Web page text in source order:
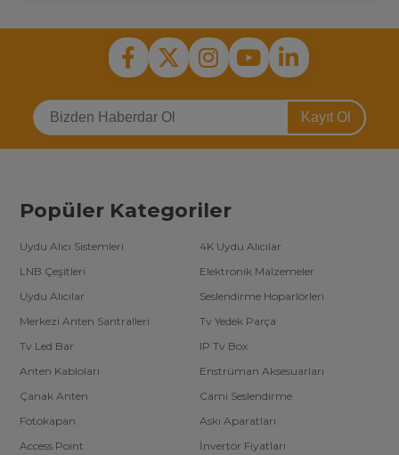
Kayıt Ol
Popüler Kategoriler
Uydu Alıcı Sistemleri
4K Uydu Alıcılar
LNB Çeşitleri
Elektronik Malzemeler
Uydu Alıcılar
Seslendirme Hoparlörleri
Merkezi Anten Santralleri
Tv Yedek Parça
Tv Led Bar
IP Tv Box
Anten Kabloları
Enstrüman Aksesuarları
Çanak Anten
Cami Seslendirme
Fotokapan
Askı Aparatları
Access Point
İnvertör Fiyatları